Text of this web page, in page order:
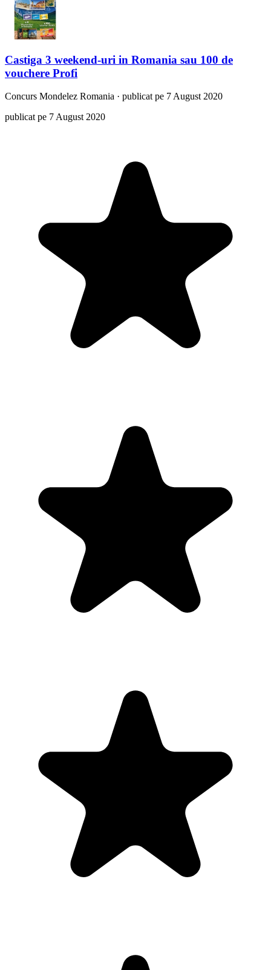
Castiga 3 weekend-uri in Romania sau 100 de
vouchere Profi
Concurs Mondelez Romania · publicat pe 7 August 2020
publicat pe 7 August 2020